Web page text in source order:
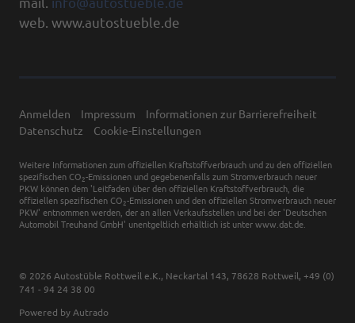
mail. info@autostueble.de
web. www.autostueble.de
Anmelden Impressum
Informationen zur Barrierefreiheit
Datenschutz
Cookie-Einstellungen
Weitere Informationen zum offiziellen Kraftstoffverbrauch und zu den offiziellen
spezifischen CO 2-Emissionen und gegebenenfalls zum Stromverbrauch neuer
PKW können dem 'Leitfaden über den offiziellen Kraftstoffverbrauch, die
offiziellen spezifischen CO 2-Emissionen und den offiziellen Stromverbrauch neuer
PKW' entnommen werden, der an allen Verkaufsstellen und bei der 'Deutschen
Automobil Treuhand GmbH' unentgeltlich erhältlich ist unter www.dat.de.
© 2026 Autostüble Rottweil e.K., Neckartal 143, 78628 Rottweil, +49 (0)
741 - 94 24 38 00
Powered by Autrado